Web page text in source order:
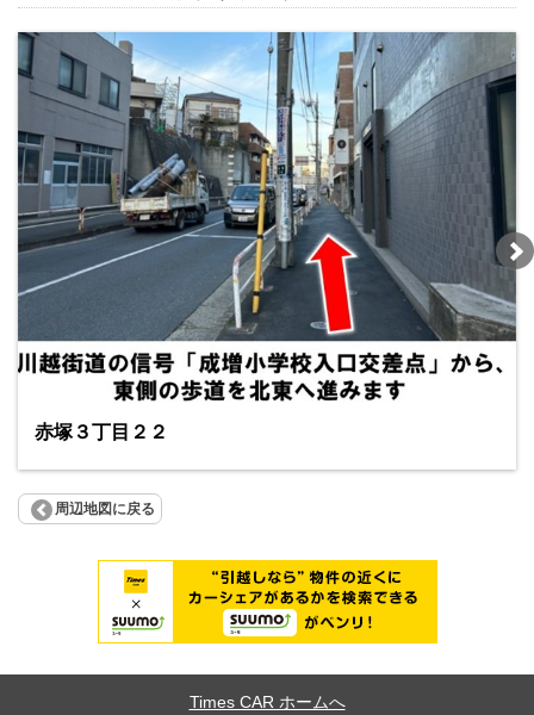
赤塚３丁目２２
周辺地図に戻る
Times CAR ホームへ